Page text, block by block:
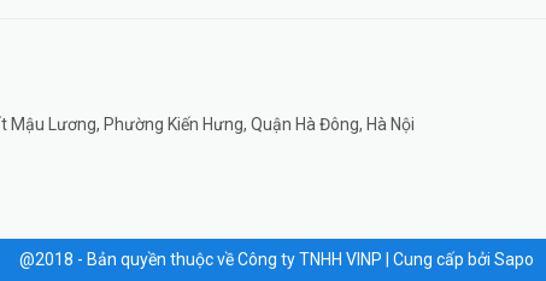
Lương, Phường Kiến Hưng, Quận Hà Đông, Hà Nội
@2018 - Bản quyền thuộc về Công ty TNHH VINP Cung cấp bởi Sapo